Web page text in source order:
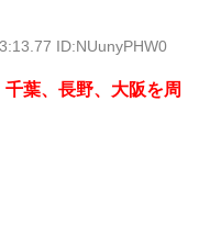
ID:NUunyPHW0
葉、長野、大阪を周